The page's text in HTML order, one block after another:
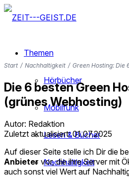
Themen
Hörbücher
Mobilfunk
Lesen & Bücher
Nachhaltigkeit
Start / Nachhaltigkeit / Green Hosting: Die
Die 6 besten Green
(grünes Webhosting)
Autor: Redaktion
Zuletzt aktualisiert: 01.07.2025
Auf dieser Seite stelle ich Dir die
Anbieter vor, die ihre Server mit
auch sonst viel Wert auf